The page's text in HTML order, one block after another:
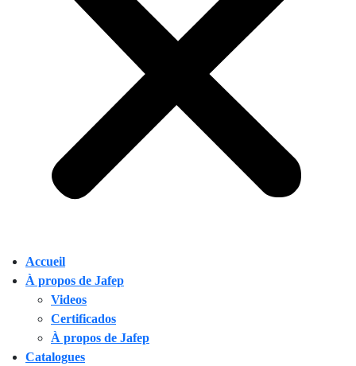
Accueil
À propos de Jafep
Videos
Certificados
À propos de Jafep
Catalogues